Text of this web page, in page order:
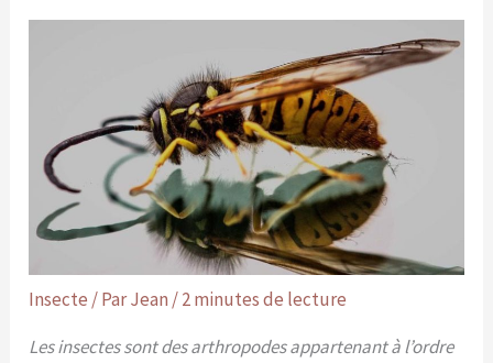
Insecte / ParJean /2 minutes de lecture
Les insectes sont des arthropodes appartenant à l’ordre